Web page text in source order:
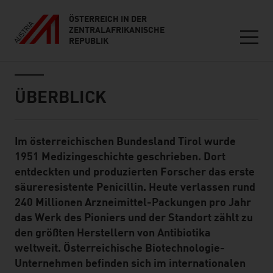
ÖSTERREICH IN DER
ZENTRALAFRIKANISCHE
REPUBLIK
ÜBERBLICK
Standard Content Module
Im österreichischen Bundesland Tirol wurde
1951 Medizingeschichte geschrieben. Dort
entdeckten und produzierten Forscher das erste
säureresistente Penicillin. Heute verlassen rund
240 Millionen Arzneimittel-Packungen pro Jahr
das Werk des Pioniers und der Standort zählt zu
den größten Herstellern von Antibiotika
weltweit. Österreichische Biotechnologie-
Unternehmen befinden sich im internationalen